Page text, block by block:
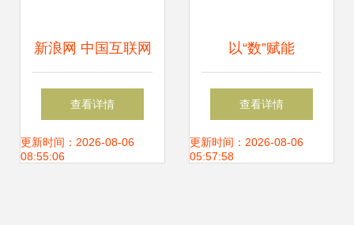
新浪网 中国互联网
发展的见证者与上
海生活服务的数字
查看详情
更新时间：2026-08-06
08:55:06
以“数”赋能
以“智”提质——江
苏省5G工厂建设新
查看详情
更新时间：2026-08-06
05:57:58